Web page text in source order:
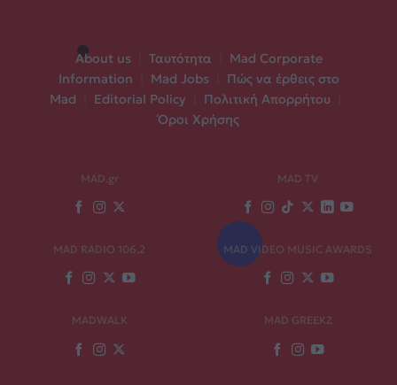
About us Ταυτότητα
Mad Corporate
Information
Mad Jobs
Πώς να έρθεις στο
Mad
Editorial Policy Πολιτική Απορρήτου
Όροι Χρήσης
MAD.gr MAD TV
MAD RADIO 106,2 MAD VIDEO MUSIC AWARDS
MADWALK MAD GREEKZ